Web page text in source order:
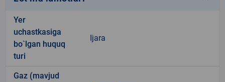
Yer
uchastkasiga
bo`lgan huquq
turi
Ijara
Gaz (mavjud